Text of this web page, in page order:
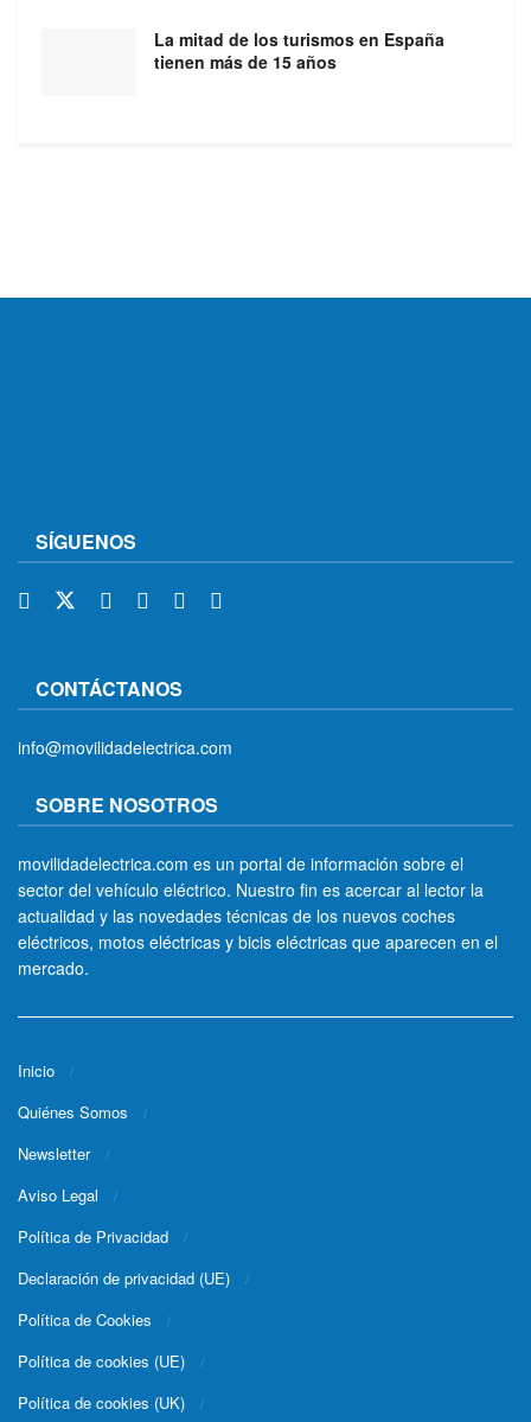
La mitad de los turismos en España
tienen más de 15 años
SÍGUENOS
CONTÁCTANOS
info@movilidadelectrica.com
SOBRE NOSOTROS
movilidadelectrica.com es un portal de información sobre el
sector del vehículo eléctrico. Nuestro fin es acercar al lector la
actualidad y las novedades técnicas de los nuevos coches
eléctricos, motos eléctricas y bicis eléctricas que aparecen en el
mercado.
Inicio
Quiénes Somos
Newsletter
Aviso Legal
Política de Privacidad
Declaración de privacidad (UE)
Política de Cookies
Política de cookies (UE)
Política de cookies (UK)